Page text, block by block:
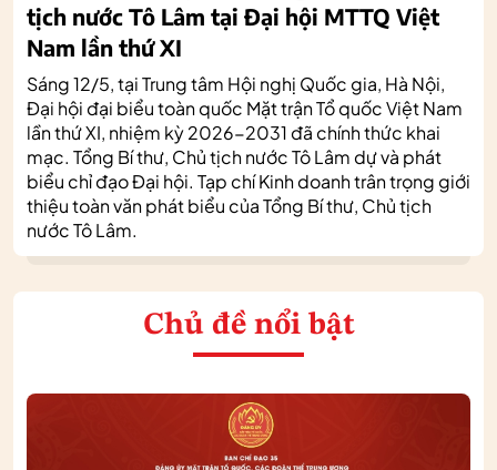
tịch nước Tô Lâm tại Đại hội MTTQ Việt
Nam lần thứ XI
Sáng 12/5, tại Trung tâm Hội nghị Quốc gia, Hà Nội,
Đại hội đại biểu toàn quốc Mặt trận Tổ quốc Việt Nam
lần thứ XI, nhiệm kỳ 2026-2031 đã chính thức khai
mạc. Tổng Bí thư, Chủ tịch nước Tô Lâm dự và phát
biểu chỉ đạo Đại hội. Tạp chí Kinh doanh trân trọng giới
thiệu toàn văn phát biểu của Tổng Bí thư, Chủ tịch
nước Tô Lâm.
Chủ đề nổi bật